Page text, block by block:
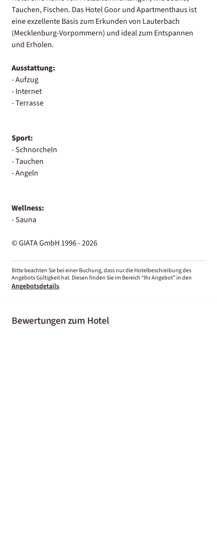
Tauchen, Fischen. Das Hotel Goor und Apartmenthaus ist
eine exzellente Basis zum Erkunden von Lauterbach
(Mecklenburg-Vorpommern) und ideal zum Entspannen
und Erholen.
Ausstattung:
- Aufzug
- Internet
- Terrasse
Sport:
- Schnorcheln
- Tauchen
- Angeln
Wellness:
- Sauna
© GIATA GmbH 1996 - 2026
Bitte beachten Sie bei einer Buchung, dass nur die Hotelbeschreibung des
Angebots Gültigkeit hat. Diesen finden Sie im Bereich “Ihr Angebot” in den
Angebotsdetails.
Bewertungen zum Hotel